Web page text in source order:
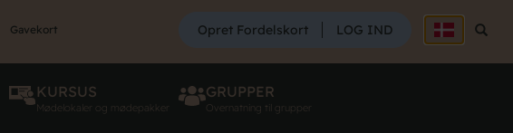
SØG
Søg
Opret Fordelskort LOG IND
Gavekort
KURSUS
Mødelokaler og mødepakker
GRUPPER
Overnatning til grupper